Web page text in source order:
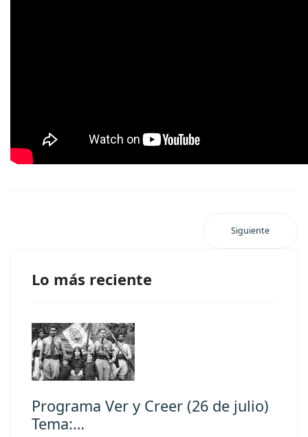
Siguiente
Lo más reciente
Programa Ver y Creer (26 de julio)
Tema:…